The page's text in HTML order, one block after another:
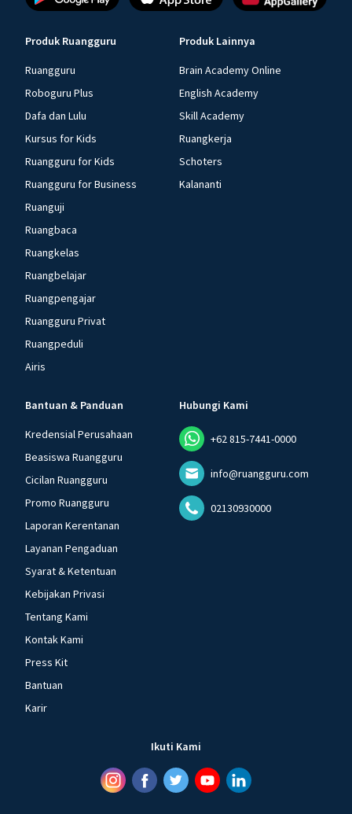
Produk Ruangguru
Ruangguru
Roboguru Plus
Dafa dan Lulu
Kursus for Kids
Ruangguru for Kids
Ruangguru for Business
Ruanguji
Ruangbaca
Ruangkelas
Ruangbelajar
Ruangpengajar
Ruangguru Privat
Ruangpeduli
Airis
Produk Lainnya
Brain Academy Online
English Academy
Skill Academy
Ruangkerja
Schoters
Kalananti
Bantuan & Panduan
Kredensial Perusahaan
Beasiswa Ruangguru
Cicilan Ruangguru
Promo Ruangguru
Laporan Kerentanan
Layanan Pengaduan
Syarat & Ketentuan
Kebijakan Privasi
Tentang Kami
Kontak Kami
Press Kit
Bantuan
Karir
Hubungi Kami
+62 815-7441-0000
info@ruangguru.com
02130930000
Ikuti Kami